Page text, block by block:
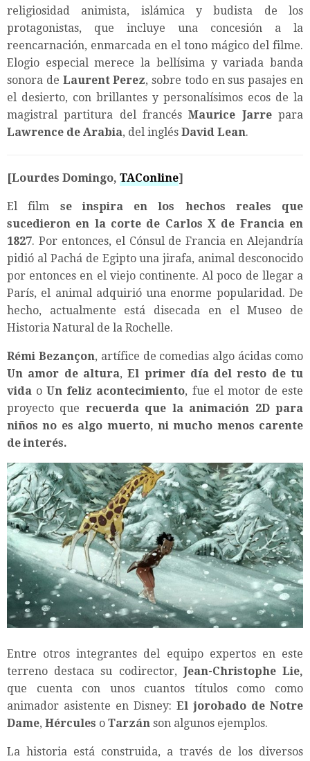
religiosidad animista, islámica y budista de los
protagonistas, que incluye una concesión a la
reencarnación, enmarcada en el tono mágico del filme.
Elogio especial merece la bellísima y variada banda
sonora de Laurent Perez, sobre todo en sus pasajes en
el desierto, con brillantes y personalísimos ecos de la
magistral partitura del francésMaurice Jarrepara
Lawrence de Arabia, del inglés David Lean.
[Lourdes Domingo, TAConline]
El film se inspira en los hechos reales que
sucedieron en la corte de Carlos X de Francia en
1827. Por entonces, el Cónsul de Francia en Alejandría
pidió al Pachá de Egipto una jirafa, animal desconocido
por entonces en el viejo continente. Al poco de llegar a
París, el animal adquirió una enorme popularidad. De
hecho, actualmente está disecada en el Museo de
Historia Natural de la Rochelle.
Rémi Bezançon, artífice de comedias algo ácidas como
Un amor de altura,El primer día del resto de tu
vida oUn feliz acontecimiento, fue el motor de este
proyecto que recuerda que la animación 2D para
niños no es algo muerto, ni mucho menos carente
de interés.
Entre otros integrantes del equipo expertos en este
terreno destaca su codirector, Jean-Christophe Lie,
que cuenta con unos cuantos títulos como como
animador asistente en Disney: El jorobado de Notre
Dame, Hércules o Tarzán son algunos ejemplos.
La historia está construida, a través de los diversos